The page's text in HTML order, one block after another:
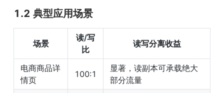
1.2 典型应用场景
场景
读/写
比
读写分离收益
电商商品详
情页
100:1
显著，读副本可承载绝大
部分流量